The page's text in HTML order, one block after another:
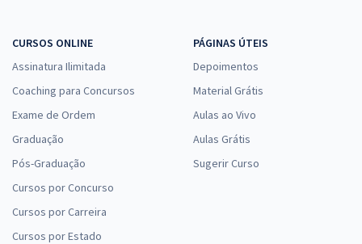
CURSOS ONLINE
Assinatura Ilimitada
Coaching para Concursos
Exame de Ordem
Graduação
Pós-Graduação
Cursos por Concurso
Cursos por Carreira
Cursos por Estado
PÁGINAS ÚTEIS
Depoimentos
Material Grátis
Aulas ao Vivo
Aulas Grátis
Sugerir Curso